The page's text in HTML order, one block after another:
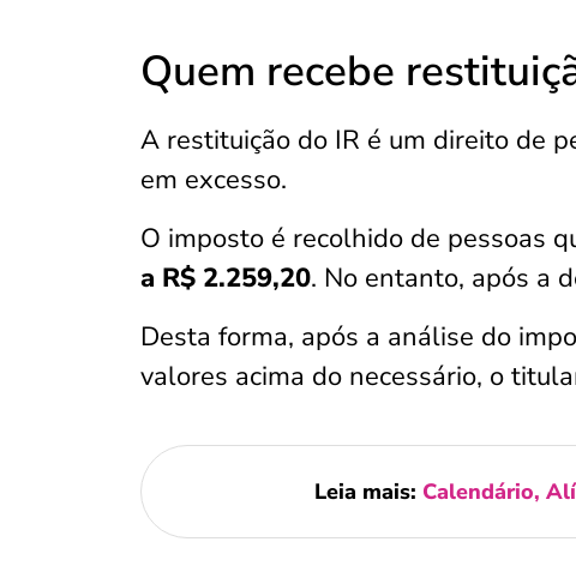
Quem recebe
A restituição do IR é um direito de
em excesso.
O imposto é recolhido de pessoas
a R$ 2.259,20. No entanto, após a
Desta forma, após a análise do
valores acima do necessário, o
Leia mais: Calendário,